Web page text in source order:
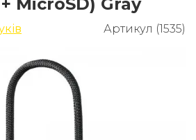
Артикул (1535)